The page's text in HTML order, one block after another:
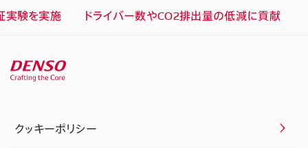
証実験を実施 ドライバー数やCO2排出量の低減に貢献
クッキーポリシー